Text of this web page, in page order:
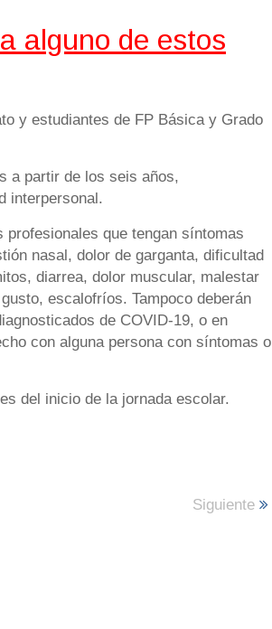
alguno de estos
y estudiantes de FP Básica y Grado
partir de los seis años,
interpersonal.
que tengan síntomas
nasal, dolor de garganta, dificultad
diarrea, dolor muscular, malestar
escalofríos. Tampoco deberán
de COVID-19, o en
con alguna persona con síntomas o
del inicio de la jornada escolar.
Siguiente